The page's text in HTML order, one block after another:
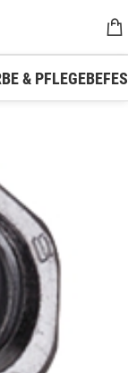
& PFLEGE